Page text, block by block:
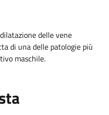
delle vene
di una delle patologie più
maschile.